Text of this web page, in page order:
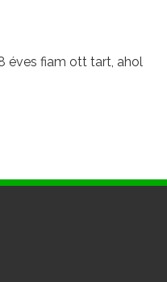
éves fiam ott tart, ahol